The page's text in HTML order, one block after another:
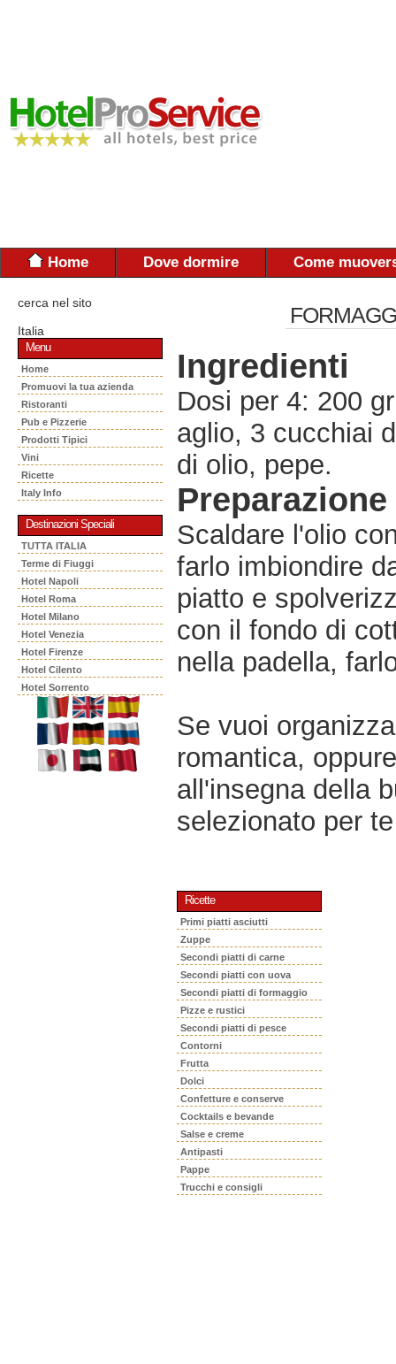
Home Dove dormire Come
cerca nel sito
Italia
Menu
Home
Promuovi la tua azienda
Ristoranti
Pub e Pizzerie
Prodotti Tipici
Vini
Ricette
Italy Info
Destinazioni Speciali
TUTTA ITALIA
Terme di Fiuggi
Hotel Napoli
Hotel Roma
Hotel Milano
Hotel Venezia
Hotel Firenze
Hotel Cilento
Hotel Sorrento
Ingredienti
Dosi per 4: 200
aglio, 3 cucchiai
di olio, pepe.
Preparazione
Scaldare l'olio
farlo imbiondire
piatto e
con il fondo di
nella padella,
Se vuoi
romantica,
all'insegna della
selezionato per
Ricette
Primi piatti asciutti
Zuppe
Secondi piatti di carne
Secondi piatti con uova
Secondi piatti di formaggio
Pizze e rustici
Secondi piatti di pesce
Contorni
Frutta
Dolci
Confetture e conserve
Cocktails e bevande
Salse e creme
Antipasti
Pappe
Trucchi e consigli